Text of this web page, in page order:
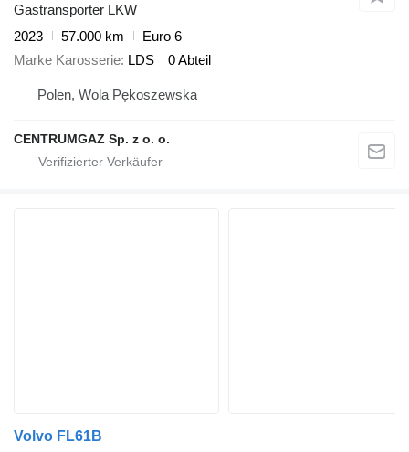
Gastransporter LKW
2023
57.000 km
Euro 6
Marke Karosserie LDS 0 Abteil
Polen, Wola Pękoszewska
CENTRUMGAZ Sp. z o. o.
Volvo FL61B